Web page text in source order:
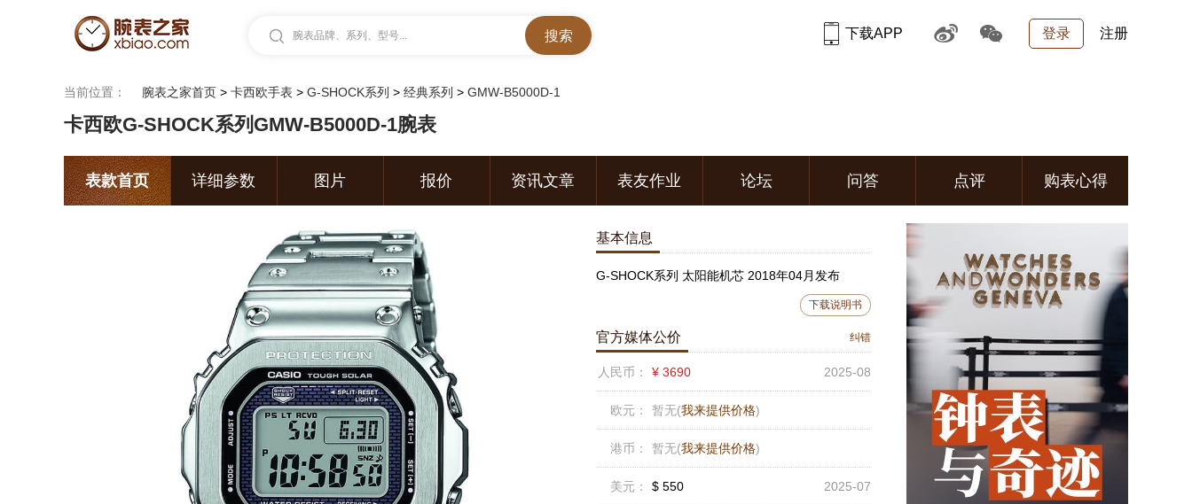
腕表品牌、系列、型号... 登录 注册
下载APP
当前位置： 腕表之家首页 > 卡西欧手表 > G-SHOCK系列 > 经典系列 > GMW-B5000D-1
卡西欧G-SHOCK系列GMW-B5000D-1腕表
表款首页 详细参数 图片 报价 资讯文章 表友作业 论坛 问答 点评 购表心得
基本信息
G-SHOCK系列 太阳能机芯 2018年04月发布
下载说明书
官方媒体公价 纠错
人民币： ¥ 3690 2025-08
欧元： 暂无(我来提供价格)
港币： 暂无(我来提供价格)
美元： $ 550 2025-07